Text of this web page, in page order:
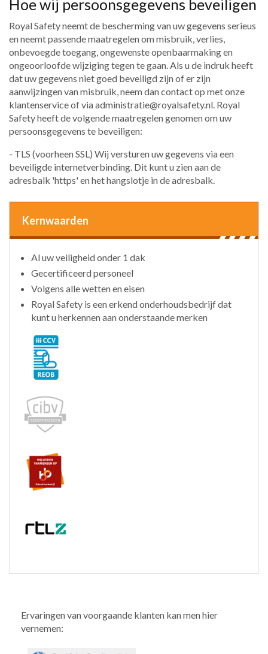
Hoe wij persoonsgegevens beveiligen
Royal Safety neemt de bescherming van uw gegevens serieus
en neemt passende maatregelen om misbruik, verlies,
onbevoegde toegang, ongewenste openbaarmaking en
ongeoorloofde wijziging tegen te gaan. Als u de indruk heeft
dat uw gegevens niet goed beveiligd zijn of er zijn
aanwijzingen van misbruik, neem dan contact op met onze
klantenservice of via administratie@royalsafety.nl. Royal
Safety heeft de volgende maatregelen genomen om uw
persoonsgegevens te beveiligen:
- TLS (voorheen SSL) Wij versturen uw gegevens via een
beveiligde internetverbinding. Dit kunt u zien aan de
adresbalk 'https' en het hangslotje in de adresbalk.
Kernwaarden
Al uw veiligheid onder 1 dak
Gecertificeerd personeel
Volgens alle wetten en eisen
Royal Safety is een erkend onderhoudsbedrijf dat
kunt u herkennen aan onderstaande merken
Ervaringen van voorgaande klanten kan men hier
vernemen: